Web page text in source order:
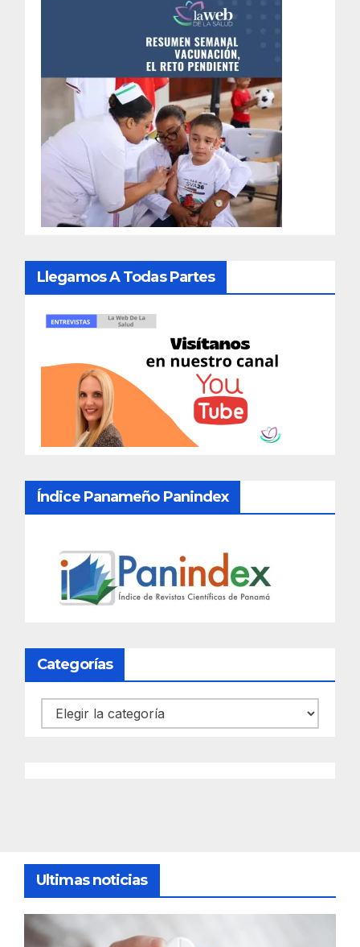
Llegamos A Todas Partes
Índice Panameño Panindex
Categorías
Categorías
Ultimas noticias